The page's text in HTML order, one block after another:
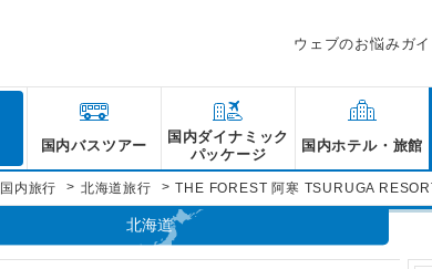
ウェブのお悩みガイ
国内バスツアー
国内ダイナミック
パッケージ
国内ホテル・旅館
国内旅行 > 北海道旅行 > THE FOREST 阿寒 TSURUGA
北海道